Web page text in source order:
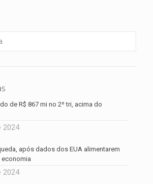
de R$ 867 mi no 2º tri, acima do
2024
após dados dos EUA alimentarem
2024